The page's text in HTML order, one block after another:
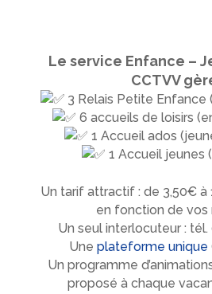
Le service Enfance –
CCTVV
3 Relais Petite Enfance
6 accueils de loisirs
1 Accueil ados
1 Accueil jeunes
Un tarif attractif : de 3,50€ à
en fonction de vos
Un seul interlocuteur : tél.
Une plateforme unique
Un programme
proposé à chaque